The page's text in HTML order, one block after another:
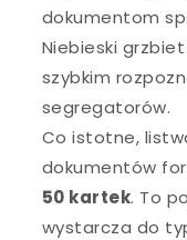
dokumentom
Niebieski
szybkim
segregatorów.
Co istotne,
dokumentów
50 kartek. To
wystarcza do